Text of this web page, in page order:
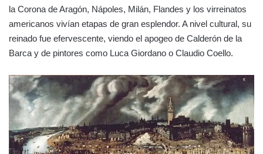
la Corona de Aragón, Nápoles, Milán, Flandes y los virreinatos
americanos vivían etapas de gran esplendor. A nivel cultural, su
reinado fue efervescente, viendo el apogeo de Calderón de la
Barca y de pintores como Luca Giordano o Claudio Coello.